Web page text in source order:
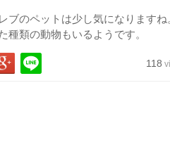
ブのペットは少し気になります
類の動物もいるようです。
118